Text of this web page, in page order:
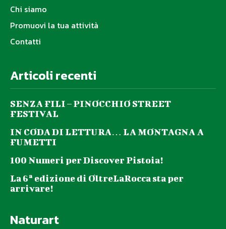
Chi siamo
Promuovi la tua attività
Contatti
Articoli recenti
SENZA FILI – PINOCCHIO STREET
FESTIVAL
IN CODA DI LETTURA… LA MONTAGNA A
FUMETTI
100 Numeri per Discover Pistoia!
La 6ª edizione di OltreLaRocca sta per
arrivare!
Naturart